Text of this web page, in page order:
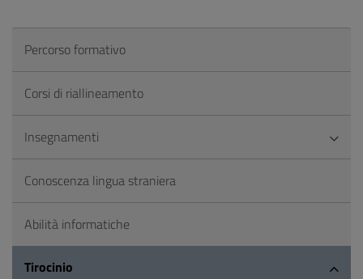
Footer
Percorso formativo
Corsi di riallineamento
Insegnamenti
Conoscenza lingua straniera
Abilità informatiche
Tirocinio